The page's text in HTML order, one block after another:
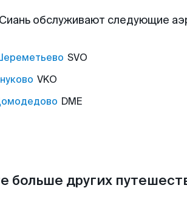
обслуживают следующие
SVO
VKO
DME
больше других